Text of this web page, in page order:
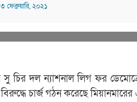
ফেব্রুয়ারি, ২০২১
চির দল ন্যাশনাল লিগ ফর
চার্জ গঠন করেছে